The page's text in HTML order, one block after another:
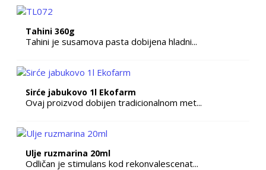
Tahini 360g
Tahini je susamova pasta dobijena hladni...
Sirće jabukovo 1l Ekofarm
Ovaj proizvod dobijen tradicionalnom met...
Ulje ruzmarina 20ml
Odličan je stimulans kod rekonvalescenat...